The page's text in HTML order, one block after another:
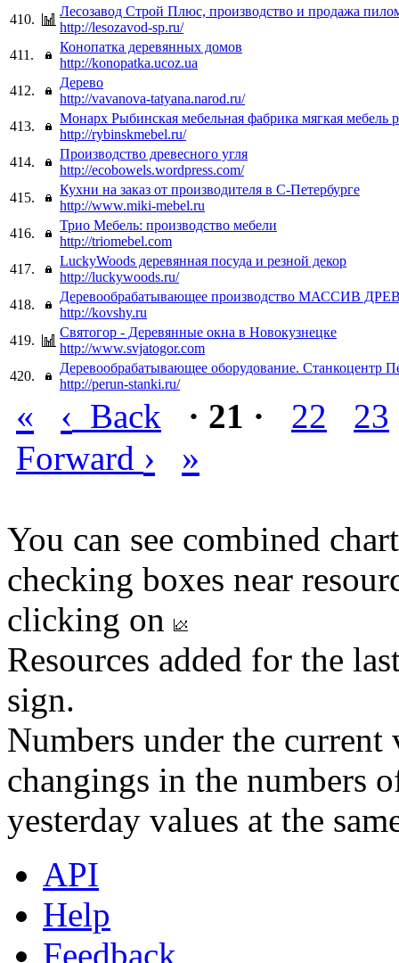
410.
Лесозавод Строй Плюс, производство и продажа
http://lesozavod-sp.ru/
411.
Конопатка деревянных домов
http://konopatka.ucoz.ua
412.
Дерево
http://vavanova-tatyana.narod.ru/
413.
Монарх Рыбинская мебельная фабрика мягкая мебель
http://rybinskmebel.ru/
414.
Производство древесного угля
http://ecobowels.wordpress.com/
415.
Кухни на заказ от производителя в С-Петербурге
http://www.miki-mebel.ru
416.
Трио Мебель: производство мебели
http://triomebel.com
417.
LuckyWoods деревянная посуда и резной декор
http://luckywoods.ru/
418.
Деревообрабатывающее производство МАССИВ
http://kovshy.ru
419.
Святогор - Деревянные окна в Новокузнецке
http://www.svjatogor.com
420.
Деревообрабатывающее оборудование. Станкоцентр
http://perun-stanki.ru/
« ‹ Back · 21 · 22
23
Forward › »
You can see combined
checking boxes near
clicking on
Resources added for the
sign.
Numbers under the
changings in the numbers
yesterday values at the
API
Help
Feedback